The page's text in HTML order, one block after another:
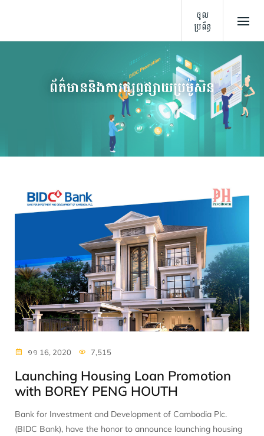
ចូល
ប្រព័ន្ធ
ព័ត៌មាននិងការផ្សព្វផ្សាយប្រម៉ូសិន
១១ 16, 2020 7,515
Launching Housing Loan Promotion
with BOREY PENG HOUTH
Bank for Investment and Development of Cambodia Plc.
(BIDC Bank), have the honor to announce launching housing